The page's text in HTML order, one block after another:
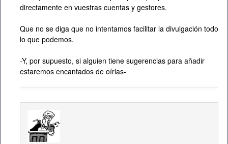
directamente en vuestras cuentas y gestores.
Que no se diga que no intentamos facilitar la divulgación todo
lo que podemos.
-Y, por supuesto, si alguien tiene sugerencias para añadir
estaremos encantados de oírlas-